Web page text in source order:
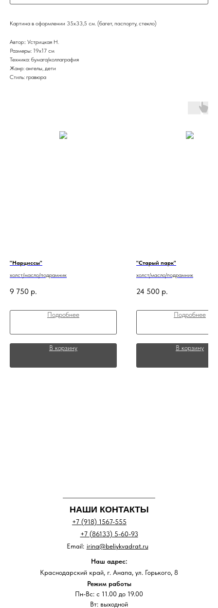
Картина в оформлении 35х33,5 см. (багет, паспорту, стекло)
Автор:: Устрицкая Н.
Размеры: 19x17 см
Техника: бумага/коллаграфия
Жанр: ангелы, дети
Стиль: гравюра
"Нарциссы"
холст/масло/подрамник
9 750 р.
Подробнее
В корзину
"Старый парк"
холст/масло/подрамник
24 500 р.
Подробнее
В корзину
НАШИ КОНТАКТЫ
+7 (918) 1567-555
+7 (86133) 5-60-93
Наш адрес:
Краснодарский край, г. Анапа, ул. Горького, 8
Режим работы
Пн-Вс: с 11.00 до 19.00
Вт: выходной
irina@beliykvadrat.ru
Email: